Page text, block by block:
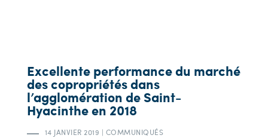
Excellente performance du marché
des copropriétés dans
l’agglomération de Saint-
Hyacinthe en 2018
14 JANVIER 2019 | COMMUNIQUÉS